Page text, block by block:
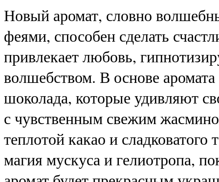
Новый аромат, словно
феями, способен сделать
привлекает любовь,
волшебством. В основе
шоколада, которые удивляют
с чувственным свежим
теплотой какао и
магия мускуса и гелиотропа,